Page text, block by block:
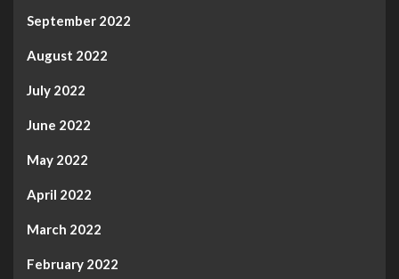
September 2022
August 2022
July 2022
June 2022
May 2022
April 2022
March 2022
February 2022